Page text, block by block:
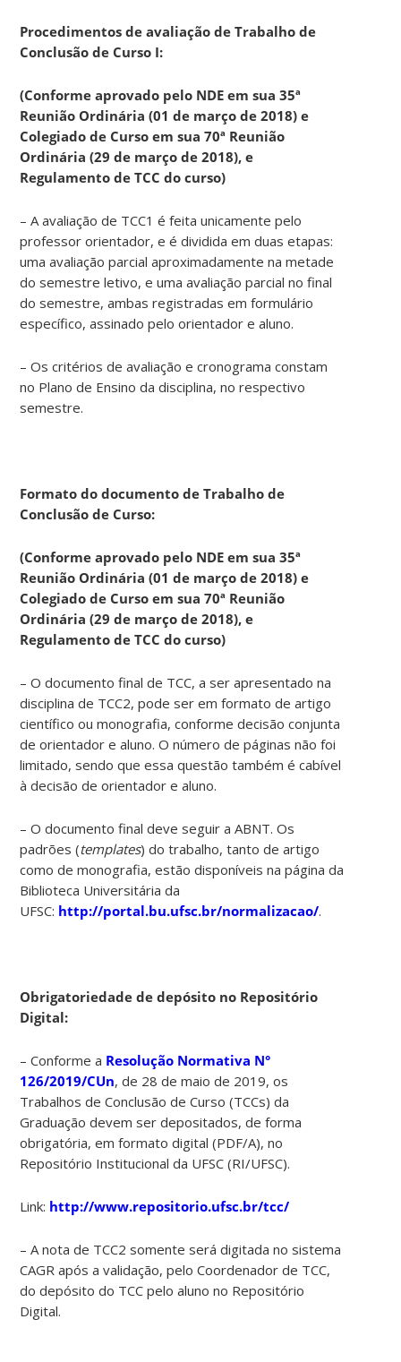
Procedimentos de avaliação de Trabalho de
Conclusão de Curso I:
(Conforme aprovado pelo NDE em sua 35ª
Reunião Ordinária (01 de março de 2018) e
Colegiado de Curso em sua 70ª Reunião
Ordinária (29 de março de 2018), e
Regulamento de TCC do curso)
– A avaliação de TCC1 é feita unicamente pelo
professor orientador, e é dividida em duas etapas:
uma avaliação parcial aproximadamente na metade
do semestre letivo, e uma avaliação parcial no final
do semestre, ambas registradas em formulário
específico, assinado pelo orientador e aluno.
– Os critérios de avaliação e cronograma constam
no Plano de Ensino da disciplina, no respectivo
semestre.
Formato do documento de Trabalho de
Conclusão de Curso:
(Conforme aprovado pelo NDE em sua 35ª
Reunião Ordinária (01 de março de 2018) e
Colegiado de Curso em sua 70ª Reunião
Ordinária (29 de março de 2018), e
Regulamento de TCC do curso)
– O documento final de TCC, a ser apresentado na
disciplina de TCC2, pode ser em formato de artigo
científico ou monografia, conforme decisão conjunta
de orientador e aluno. O número de páginas não foi
limitado, sendo que essa questão também é cabível
à decisão de orientador e aluno.
– O documento final deve seguir a ABNT. Os
padrões (templates) do trabalho, tanto de artigo
como de monografia, estão disponíveis na página da
Biblioteca Universitária da
UFSC: http://portal.bu.ufsc.br/normalizacao/.
Obrigatoriedade de depósito no Repositório
Digital:
– Conforme a Resolução Normativa N°
126/2019/CUn, de 28 de maio de 2019, os
Trabalhos de Conclusão de Curso (TCCs) da
Graduação devem ser depositados, de forma
obrigatória, em formato digital (PDF/A), no
Repositório Institucional da UFSC (RI/UFSC).
Link: http://www.repositorio.ufsc.br/tcc/
– A nota de TCC2 somente será digitada no sistema
CAGR após a validação, pelo Coordenador de TCC,
do depósito do TCC pelo aluno no Repositório
Digital.